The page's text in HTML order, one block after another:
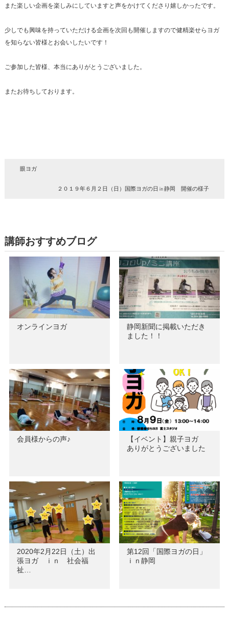
また楽しい企画を楽しみにしていますと声をかけてくださり嬉しかったです。
少しでも興味を持っていただける企画を次回も開催しますので健精楽せらヨガ
を知らない皆様とお会いしたいです！
ご参加した皆様、本当にありがとうございました。
またお待ちしております。
眼ヨガ
２０１９年６月２日（日）国際ヨガの日㏌静岡 開催の様子
講師おすすめブログ
オンラインヨガ
静岡新聞に掲載いただき
ました！！
会員様からの声♪
【イベント】親子ヨガ
ありがとうございました
2020年2月22日（土）出
張ヨガ ｉｎ 社会福
祉…
第12回「国際ヨガの日」
ｉｎ静岡